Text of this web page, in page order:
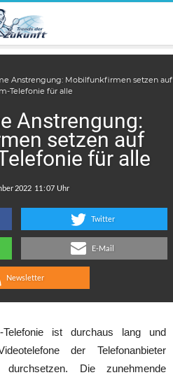
Anstrengung: Mobilfunkfirmen setzen auf
Telefonie für alle
Anstrengung:
setzen auf
für alle
:
Twitter
E-Mail
Newsletter
ist durchaus lang und
der Telefonanbieter
Die zunehmende